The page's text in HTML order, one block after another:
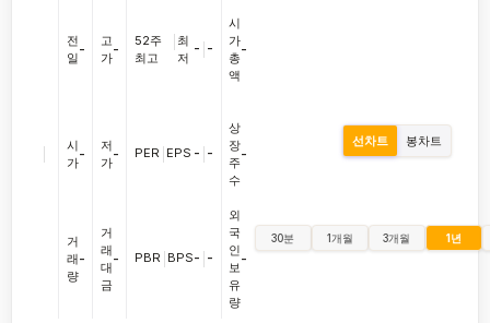
전
일
-
시
가
-
거
래
량
-
고
가
-
저
가
-
거
래
대
금
-
52주
최고
최
저
- -
PER EPS - -
PBR BPS- -
시
가
총
액
-
상
장
주
수
-
외
국
인
보
유
량
-
선차트 봉차트
30분 1개월 3개월 1년